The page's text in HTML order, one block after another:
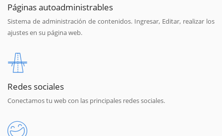
Páginas autoadministrables
Sistema de administración de contenidos. Ingresar, Editar, realizar los
ajustes en su página web.
Redes sociales
Conectamos tu web con las principales redes sociales.